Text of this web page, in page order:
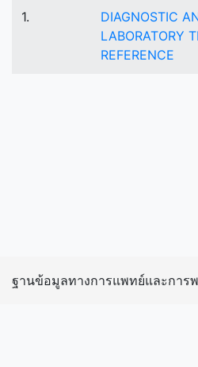
1.
DIAGNOSTIC
LABORATORY
REFERENCE
ฐานข้อมูลทางการแพทย์และการ